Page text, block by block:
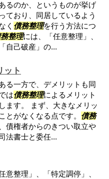
るのか、というものが挙げ
ており、同居しているよう
く 債務整理を行う方法につ
整理には、「任意整理」、
自己破産」の...
ット
る一方で、デメリットも同
は債務整理によるメリット
ます。 まず、大きなメリッ
とがなくなる点です。 債務
債権者からのきつい取立や
法書士と委任...
意整理」、「特定調停」、